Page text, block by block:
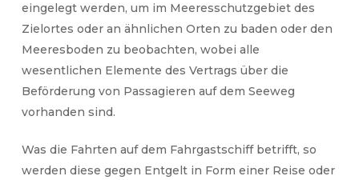
eingelegt werden, um im Meeresschutzgebiet des
Zielortes oder an ähnlichen Orten zu baden oder den
Meeresboden zu beobachten, wobei alle
wesentlichen Elemente des Vertrags über die
Beförderung von Passagieren auf dem Seeweg
vorhanden sind.
Was die Fahrten auf dem Fahrgastschiff betrifft, so
werden diese gegen Entgelt in Form einer Reise oder